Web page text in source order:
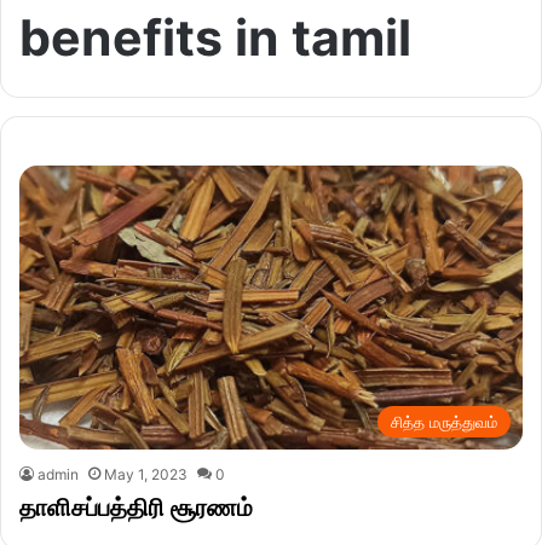
benefits in tamil
சித்த மருத்துவம்
admin May 1, 2023 0
தாளிசப்பத்திரி சூரணம்